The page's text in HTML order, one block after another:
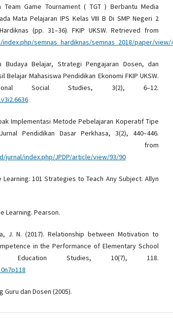
Team Game Tournament ( TGT ) Berbantu Media
Mata Pelajaran IPS Kelas VIII B Di SMP Negeri 2
(pp. 31–36). FKIP UKSW. Retrieved from
semnas_hardiknas/semnas_2018/paper/view/
Budaya Belajar, Strategi Pengajaran Dosen, dan
Belajar Mahasiswa Pendidikan Ekonomi FKIP UKSW.
Social Studies, 3(2), 6–12.
Implementasi Metode Pebelajaran Koperatif Tipe
Pendidikan Dasar Perkhasa, 3(2), 440–446.
from
jurnal/index.php/JPDP/article/view/93/90
Learning: 101 Strategies to Teach Any Subject. Allyn
Learning. Pearson.
J. N. (2017). Relationship between Motivation to
in the Performance of Elementary School
Education Studies, 10(7), 118.
Guru dan Dosen (2005).